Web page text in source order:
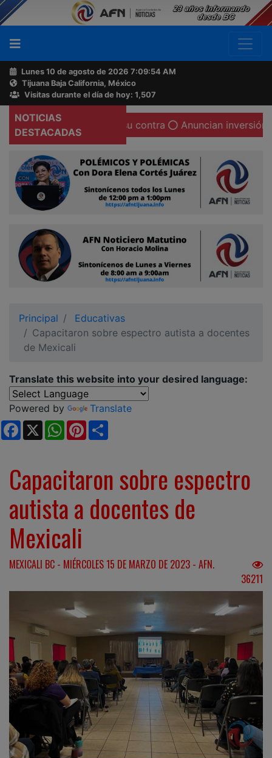
Lunes 10 de agosto de 2026 7:09:55 AM
Tijuana Baja California, México
Visitas durante el día de hoy: 1,507
NOTICIAS
DESTACADAS
y mediática en su contra Anuncian inversión china
Principal
Educativas
Capacitaron sobre espectro autista a docentes
de Mexicali
Translate this website into your desired language:
Powered by
Translate
Facebook
X WhatsApp
Pinterest
Capacitaron sobre espectro
autista a docentes de
Mexicali
MEXICALI BC - MIÉRCOLES 15 DE MARZO DE 2023 - AFN.
36211
Buscador
Acerca
de
AFN
Ventas
Contacto
Reportero
Ciudadano